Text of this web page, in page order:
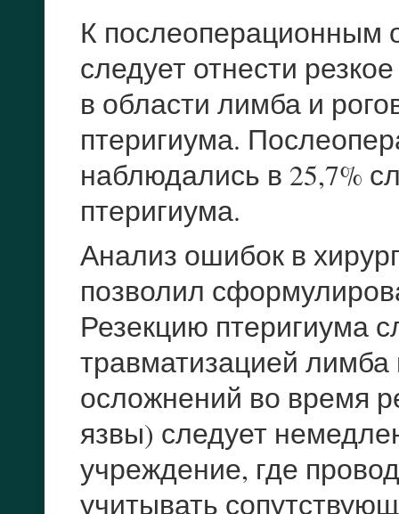
К послеоперационным
следует отнести
в области лимба и
птеригиума.
наблюдались в 25,7%
птеригиума.
Анализ ошибок в
позволил
Резекцию птеригиума
травматизацией
осложнений во время
язвы) следует
учреждение, где
учитывать